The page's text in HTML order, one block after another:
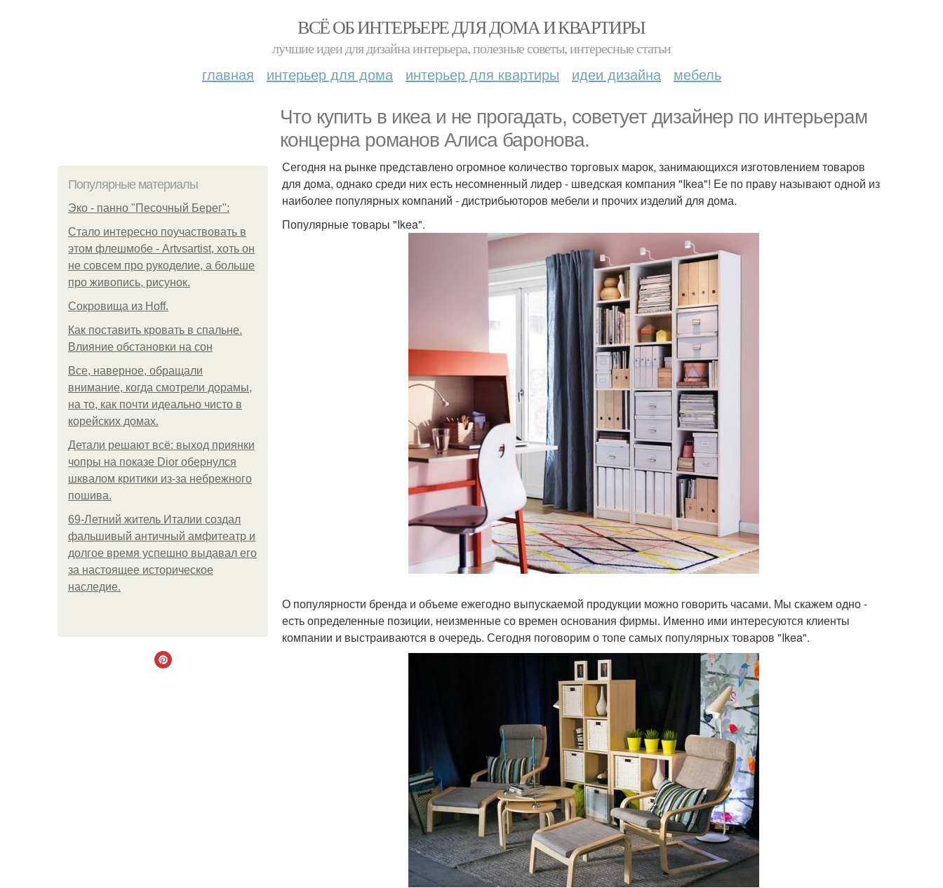
ВСЁ ОБ ИНТЕРЬЕРЕ ДЛЯ ДОМА И КВАРТИРЫ
лучшие идеи для дизайна интерьера, полезные советы, интересные статьи
главная интерьер для дома интерьер для квартиры идеи дизайна мебель
Что купить в икеа и не прогадать, советует дизайнер по интерьерам
концерна романов Алиса баронова.
Популярные материалы
Эко - панно "Песочный Берег":
Стало интересно поучаствовать в
этом флешмобе - Artvsartist, хоть он
не совсем про рукоделие, а больше
про живопись, рисунок.
Сокровища из Hoff.
Как поставить кровать в спальне.
Влияние обстановки на сон
Все, наверное, обращали
внимание, когда смотрели дорамы,
на то, как почти идеально чисто в
корейских домах.
Детали решают всё: выход приянки
чопры на показе Dior обернулся
шквалом критики из-за небрежного
пошива.
69-Летний житель Италии создал
фальшивый античный амфитеатр и
долгое время успешно выдавал его
за настоящее историческое
наследие.
Сегодня на рынке представлено огромное количество торговых марок, занимающихся изготовлением товаров
для дома, однако среди них есть несомненный лидер - шведская компания "Ikea"! Ее по праву называют одной из
наиболее популярных компаний - дистрибьюторов мебели и прочих изделий для дома.
Популярные товары "Ikea".
О популярности бренда и объеме ежегодно выпускаемой продукции можно говорить часами. Мы скажем одно -
есть определенные позиции, неизменные со времен основания фирмы. Именно ими интересуются клиенты
компании и выстраиваются в очередь. Сегодня поговорим о топе самых популярных товаров "Ikea".